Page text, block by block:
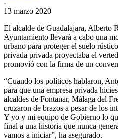
13 marzo 2020
El alcalde de Guadalajara, Alberto
Ayuntamiento llevará a cabo una
urbano para proteger el suelo
privada privada proyectaba el
promovió con la firma de un
“Cuando los políticos hablaron,
para que una empresa privada
alcaldes de Fontanar, Málaga del
cruzaron de brazos a pesar de los
Y yo y mi equipo de Gobierno lo
final a una historia que nunca
vamos a iniciar”, ha asegurado.